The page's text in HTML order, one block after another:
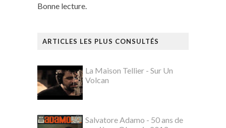
Bonne lecture.
ARTICLES LES PLUS CONSULTÉS
La Maison Tellier - Sur Un
Volcan
Salvatore Adamo - 50 ans de